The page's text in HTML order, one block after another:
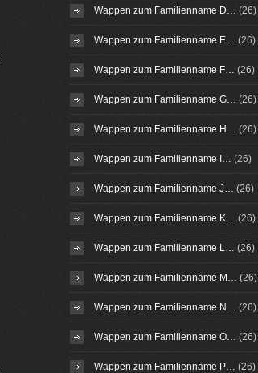
Wappen zum Familienname D… (26)
Wappen zum Familienname E… (26)
Wappen zum Familienname F… (26)
Wappen zum Familienname G… (26)
Wappen zum Familienname H… (26)
Wappen zum Familienname I… (26)
Wappen zum Familienname J… (26)
Wappen zum Familienname K… (26)
Wappen zum Familienname L… (26)
Wappen zum Familienname M… (26)
Wappen zum Familienname N… (26)
Wappen zum Familienname O… (26)
Wappen zum Familienname P… (26)